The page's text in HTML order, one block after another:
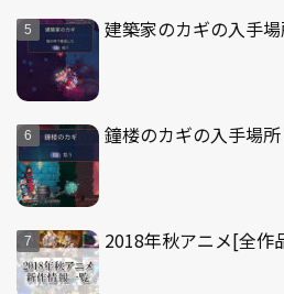
建築家のカギの入手
鐘楼のカギの入手場
2018年秋アニメ[全作